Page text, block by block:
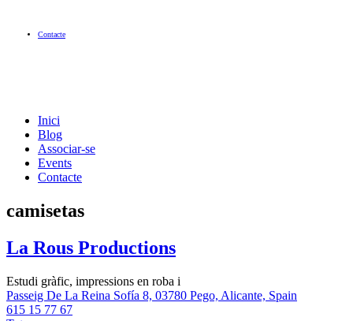
Contacte
Inici
Blog
Associar-se
Events
Contacte
camisetas
La Rous Productions
Estudi gràfic, impressions en roba i
Passeig De La Reina Sofía 8, 03780 Pego, Alicante, Spain
615 15 77 67